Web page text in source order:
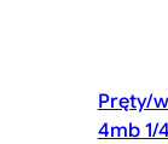
Pręty/
4mb 1/